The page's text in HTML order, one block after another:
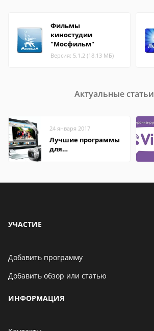
Фильмы
киностудии
"Мосфильм"
Версия: 5.1.2 (18.13 МБ)
Актуальные статьи
24 января 2017
Лучшие программы
для
УЧАСТИЕ
Добавить программу
Добавить обзор или статью
ИНФОРМАЦИЯ